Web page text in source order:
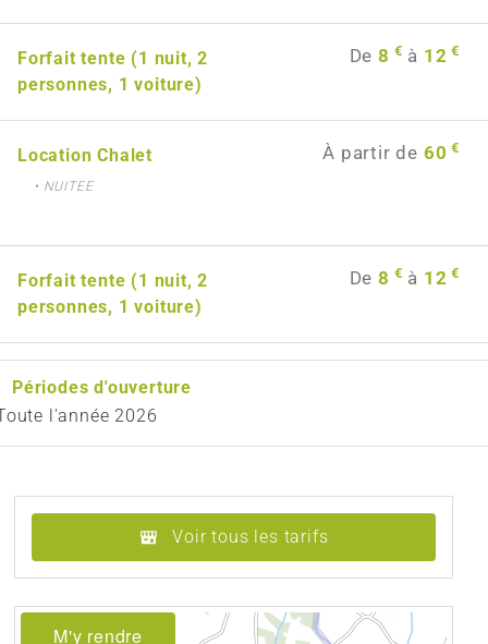
Forfait tente (1 nuit, 2
personnes, 1 voiture)
De 8 € à 12 €
Location Chalet À partir de 60 €
• NUITEE
Forfait tente (1 nuit, 2
personnes, 1 voiture)
De 8 € à 12 €
Périodes d'ouverture
l'année 2026
Voir tous les tarifs
M'y rendre